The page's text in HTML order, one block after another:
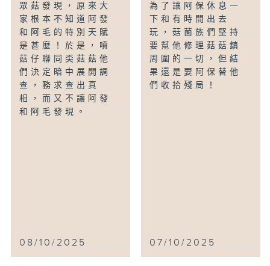
眾菇發現，原來大
家根本不知道阿發
和阿毛的特別天賦
是甚麼！於是，噴
菇仔聯同奀菇菇他
們決定暗中展開調
查，務求查出真
相，而又不讓阿發
和阿毛發現。
08/10/2025
為了讓阿保休息一
下和有時間出去
玩，菇菌族們堅持
要幫他修理菇菇鎮
周圍的一切，但結
果還是要阿保替他
們收拾殘局！
07/10/2025